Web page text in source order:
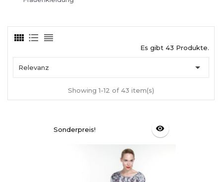
Es gibt 43 Produkte.
Relevanz 
Showing 1-12 of 43 item(s)
Sonderpreis! visibility